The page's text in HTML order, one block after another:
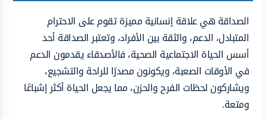
الصداقة هي علاقة إنسانية مميزة تقوم على الاحترام
المتبادل، الدعم، والثقة بين الأفراد، وتعتبر الصداقة أحد
أسس الحياة الاجتماعية الصحية، فالأصدقاء يقدمون الدعم
في الأوقات الصعبة، ويكونون مصدرًا للراحة والتشجيع،
ويشاركون لحظات الفرح والحزن، مما يجعل الحياة أكثر إشباعًا
ومتعة.